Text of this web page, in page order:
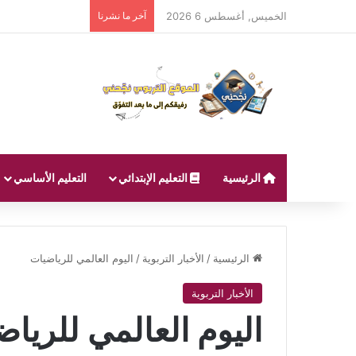
الخميس, أغسطس 6 2026 آخر ما نشرنا
الرئيسية التعليم الإبتدائي التعليم الأساسي
الرئيسية / الأخبار التربوية / اليوم العالمي للرياضيات
الأخبار التربوية
اليوم العالمي